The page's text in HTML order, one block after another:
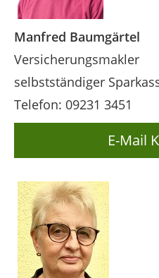
Manfred Baumgärtel
Versicherungsmakler
selbstständiger
Telefon: 09231 3451
E-Mail